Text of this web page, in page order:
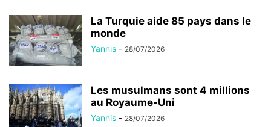
La Turquie aide 85 pays dans le
monde
Yannis - 28/07/2026
Les musulmans sont 4 millions
au Royaume-Uni
Yannis - 28/07/2026